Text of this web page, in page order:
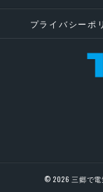
プライバシーポ
© 2026 三郷で電